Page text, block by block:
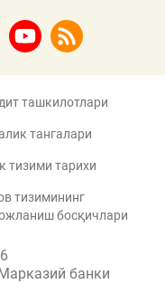
ташкилотлари
тангалари
тизими тарихи
тизимининг
босқичлари
банки